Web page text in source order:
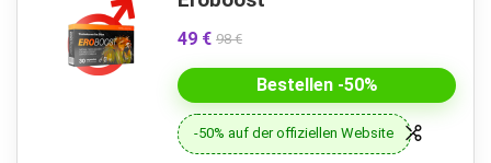
49 € 98 €
Bestellen -50%
-50% auf der offiziellen Website